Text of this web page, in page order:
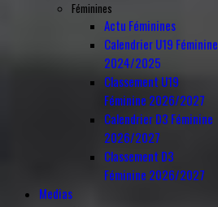
Féminines
Actu Féminines
Calendrier U19 Féminine
2024/2025
Classement U19
Féminine 2026/2027
Calendrier D3 Féminine
2026/2027
Classement D3
Féminine 2026/2027
Medias